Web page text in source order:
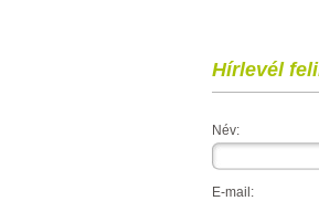
Hírlevél
Név:
E-mail: